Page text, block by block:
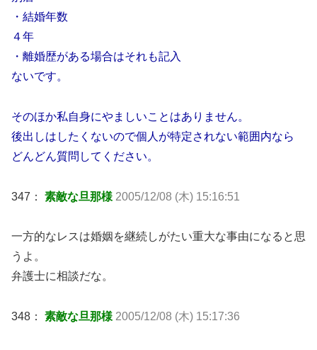
・結婚年数
４年
・離婚歴がある場合はそれも記入
ないです。
そのほか私自身にやましいことはありません。
後出しはしたくないので個人が特定されない範囲内なら
どんどん質問してください。
347： 素敵な旦那様 2005/12/08 (木) 15:16:51
一方的なレスは婚姻を継続しがたい重大な事由になると思
うよ。
弁護士に相談だな。
348： 素敵な旦那様 2005/12/08 (木) 15:17:36